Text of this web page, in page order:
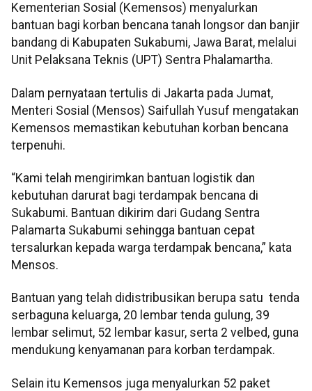
Kementerian Sosial (Kemensos) menyalurkan
bantuan bagi korban bencana tanah longsor dan banjir
bandang di Kabupaten Sukabumi, Jawa Barat, melalui
Unit Pelaksana Teknis (UPT) Sentra Phalamartha.
Dalam pernyataan tertulis di Jakarta pada Jumat,
Menteri Sosial (Mensos) Saifullah Yusuf mengatakan
Kemensos memastikan kebutuhan korban bencana
terpenuhi.
“Kami telah mengirimkan bantuan logistik dan
kebutuhan darurat bagi terdampak bencana di
Sukabumi. Bantuan dikirim dari Gudang Sentra
Palamarta Sukabumi sehingga bantuan cepat
tersalurkan kepada warga terdampak bencana,” kata
Mensos.
Bantuan yang telah didistribusikan berupa satu tenda
serbaguna keluarga, 20 lembar tenda gulung, 39
lembar selimut, 52 lembar kasur, serta 2 velbed, guna
mendukung kenyamanan para korban terdampak.
Selain itu Kemensos juga menyalurkan 52 paket